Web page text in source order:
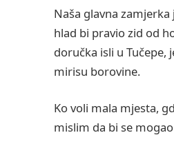
Naša glavna
hlad bi pravio zid od
doručka isli u Tučepe,
mirisu borovine.
Ko voli mala mjesta,
mislim da bi se